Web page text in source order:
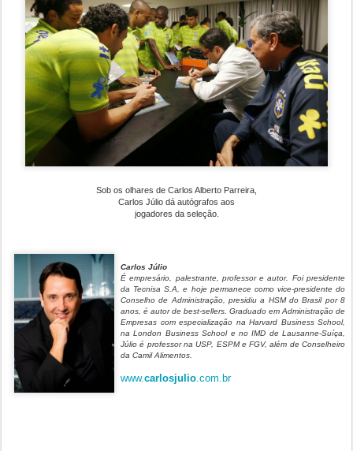
Sob os olhares de Carlos Alberto Parreira,
Carlos Júlio dá autógrafos aos
jogadores da seleção.
Carlos Júlio
É empresário, palestrante, professor e autor. Foi presidente
da Tecnisa S.A, e hoje permanece como vice-presidente do
Conselho de Administração, presidiu a HSM do Brasil por 8
anos, é autor de best-sellers. Graduado em Administração de
Empresas com especialização na Harvard Business School,
na London Business School e no IMD de Lausanne-Suíça,
Júlio é professor na USP, ESPM e FGV, além de Conselheiro
da Camil Alimentos.
www.carlosjulio.com.br